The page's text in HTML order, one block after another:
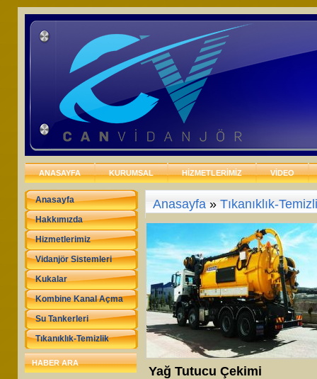
ANASAYFA KURUMSAL HİZMETLERİMİZ VİDEO
Anasayfa
Hakkımızda
Hizmetlerimiz
Vidanjör Sistemleri
Kukalar
Kombine Kanal Açma
Su Tankerleri
Tıkanıklık-Temizlik
HABER ARA
Anasayfa » Tıkanıklık-
Yağ Tutucu Çekimi